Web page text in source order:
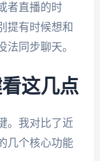
者直播的时
提有时候想和
法同步聊天。
这几点
。我对比了近
几个核心功能